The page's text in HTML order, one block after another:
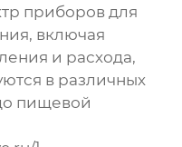
приборов для
включая
и расхода,
в различных
пищевой